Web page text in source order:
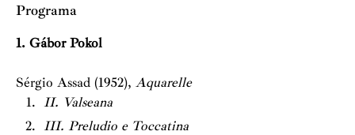
Programa
1. Gábor Pokol
Sérgio Assad (1952), Aquarelle
II. Valseana
III. Preludio e Toccatina